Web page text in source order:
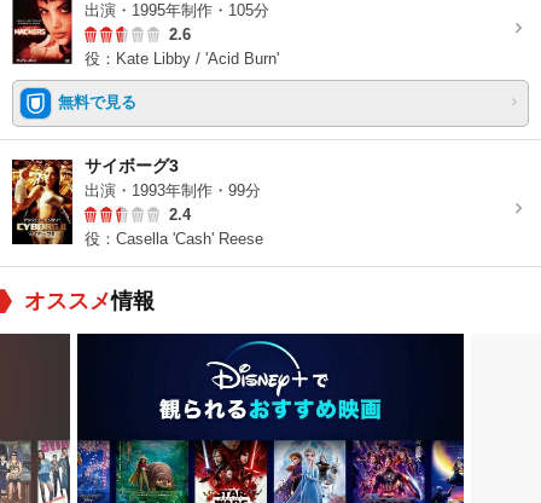
出演・1995年制作・105分
2.6
役：Kate Libby / 'Acid Burn'
無料で見る
サイボーグ3
出演・1993年制作・99分
2.4
役：Casella 'Cash' Reese
オススメ情報